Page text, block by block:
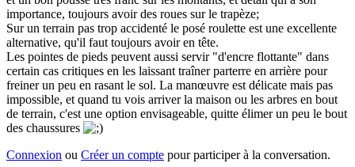
importance, toujours avoir des roues sur le trapèze;
Sur un terrain pas trop accidenté le posé roulette est une excellente
alternative, qu'il faut toujours avoir en tête.
Les pointes de pieds peuvent aussi servir "d'encre flottante" dans
certain cas critiques en les laissant traîner parterre en arrière pour
freiner un peu en rasant le sol. La manœuvre est délicate mais pas
impossible, et quand tu vois arriver la maison ou les arbres en bout
de terrain, c'est une option envisageable, quitte élimer un peu le bout
des chaussures
Connexion ou Créer un compte pour participer à la conversation.